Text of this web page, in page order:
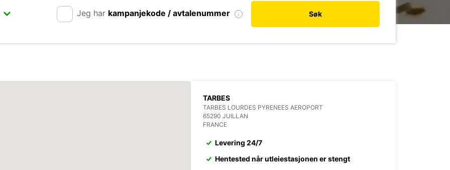
Jeg har kampanjekode / avtalenummer Søk
TARBES
TARBES LOURDES PYRENEES AEROPORT
65290 JUILLAN
FRANCE
Levering 24/7
Hentested når utleiestasjonen er stengt